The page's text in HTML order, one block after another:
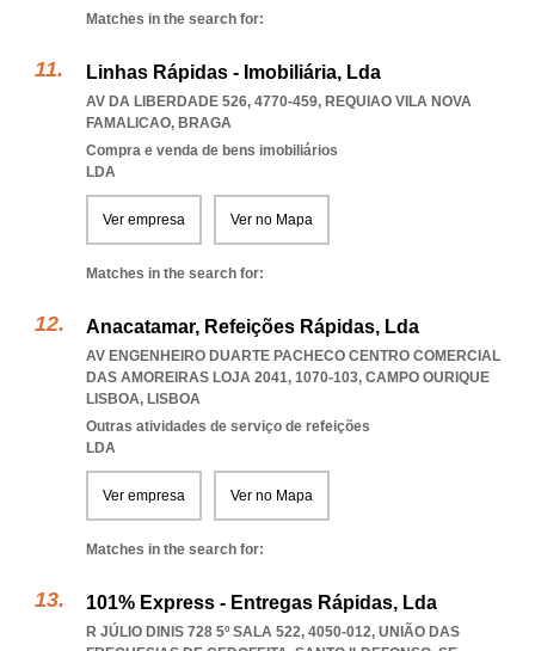
Matches in the search for:
Linhas Rápidas - Imobiliária, Lda
AV DA LIBERDADE 526, 4770-459, REQUIAO VILA NOVA
FAMALICAO, BRAGA
Compra e venda de bens imobiliários
LDA
Ver empresa Ver no Mapa
Matches in the search for:
Anacatamar, Refeições Rápidas, Lda
AV ENGENHEIRO DUARTE PACHECO CENTRO COMERCIAL
DAS AMOREIRAS LOJA 2041, 1070-103, CAMPO OURIQUE
LISBOA, LISBOA
Outras atividades de serviço de refeições
LDA
Ver empresa Ver no Mapa
Matches in the search for:
101% Express - Entregas Rápidas, Lda
R JÚLIO DINIS 728 5º SALA 522, 4050-012, UNIÃO DAS